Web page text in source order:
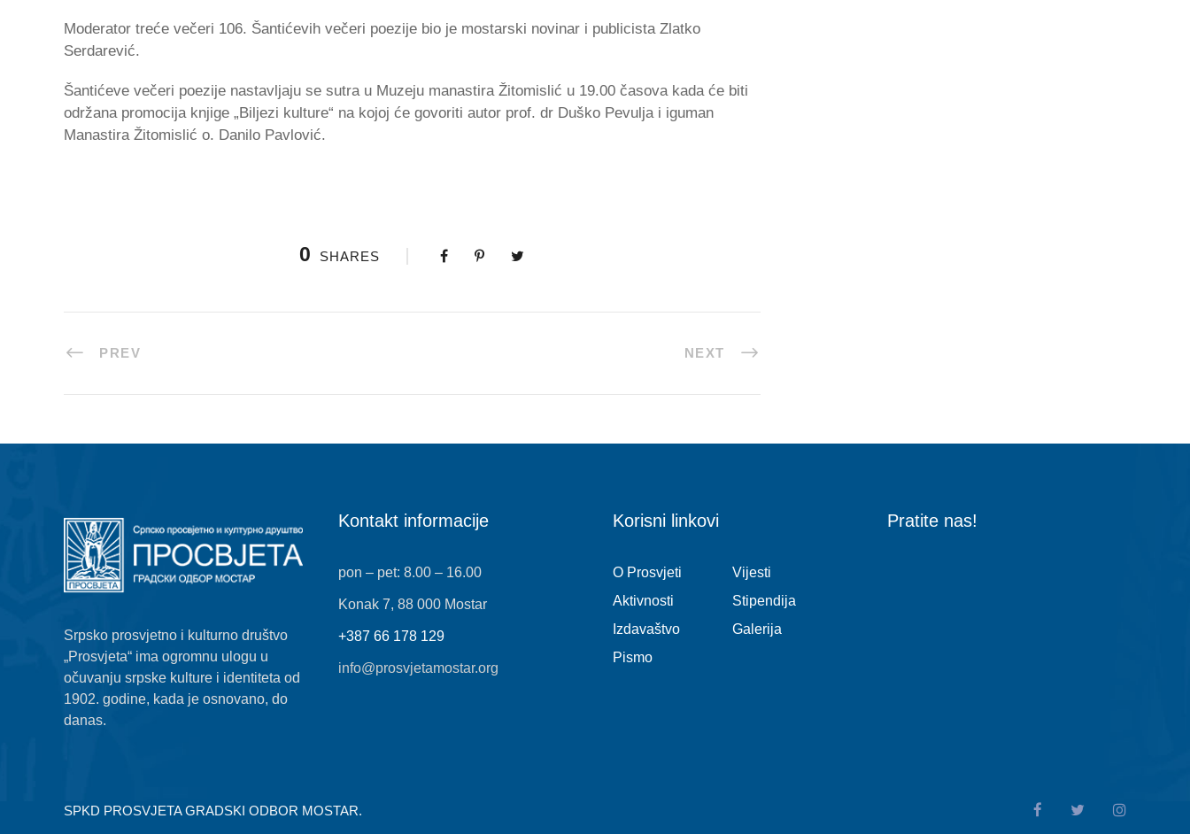
Moderator treće večeri 106. Šantićevih večeri poezije bio je mostarski novinar i publicista Zlatko
Serdarević.
Šantićeve večeri poezije nastavljaju se sutra u Muzeju manastira Žitomislić u 19.00 časova kada će biti
održana promocija knjige „Biljezi kulture“ na kojoj će govoriti autor prof. dr Duško Pevulja i iguman
Manastira Žitomislić o. Danilo Pavlović.
0 SHARES
PREV NEXT
Srpsko prosvjetno i kulturno društvo
„Prosvjeta“ ima ogromnu ulogu u
očuvanju srpske kulture i identiteta od
1902. godine, kada je osnovano, do
danas.
Kontakt informacije
pon – pet: 8.00 – 16.00
Konak 7, 88 000 Mostar
+387 66 178 129
info@prosvjetamostar.org
Korisni linkovi
O Prosvjeti
Vijesti
Aktivnosti
Stipendija
Izdavaštvo
Galerija
Pismo
Pratite nas!
SPKD PROSVJETA GRADSKI ODBOR MOSTAR.